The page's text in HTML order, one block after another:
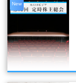
New